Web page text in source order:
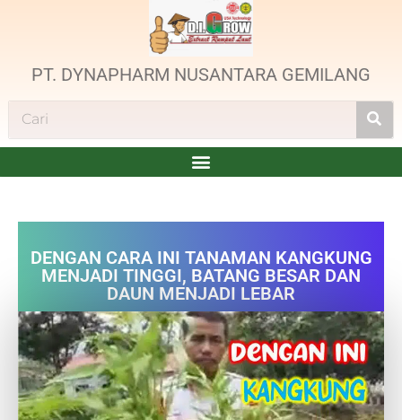
PT. DYNAPHARM NUSANTARA GEMILANG
DENGAN CARA INI TANAMAN KANGKUNG
MENJADI TINGGI, BATANG BESAR DAN
DAUN MENJADI LEBAR